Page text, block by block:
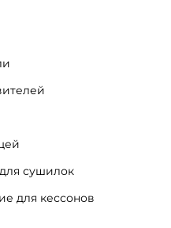
сушилок
для кессонов